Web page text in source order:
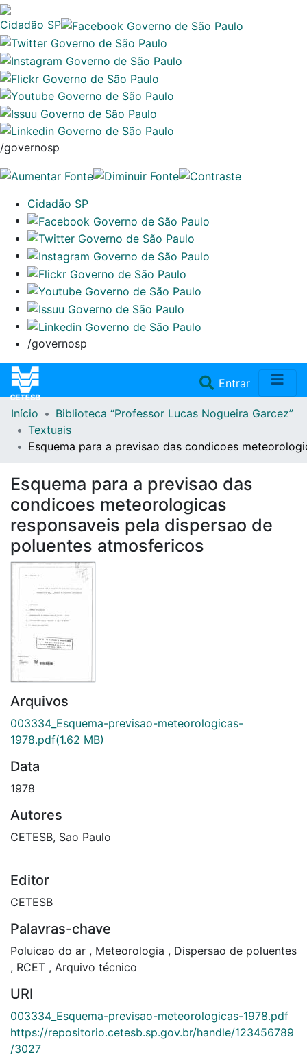
Cidadão SP
/governosp
Cidadão SP
/governosp
Entrar(current)
Home
Repositório
Doações/Aquisições
Fale Conosco
Início
Biblioteca “Professor Lucas Nogueira Garcez”
Textuais
Esquema para a previsao das condicoes
Esquema para a previsao das
condicoes meteorologicas
responsaveis pela dispersao de
poluentes atmosfericos
Arquivos
003334_Esquema-previsao-meteorologicas-
1978.pdf(1.62 MB)
Data
1978
Autores
CETESB, Sao Paulo
Editor
CETESB
Palavras-chave
Poluicao do ar , Meteorologia , Dispersao de poluentes
, RCET , Arquivo técnico
URI
003334_Esquema-previsao-meteorologicas-1978.pdf
https://repositorio.cetesb.sp.gov.br/handle/123456789
/3027